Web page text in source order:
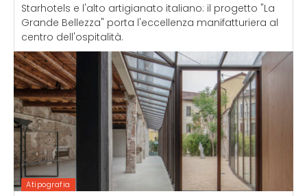
Starhotels e l'alto artigianato italiano: il progetto "La
Grande Bellezza" porta l'eccellenza manifatturiera al
centro dell'ospitalità.
Atipografia